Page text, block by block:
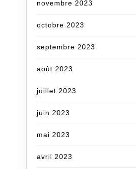
novembre 2023
octobre 2023
septembre 2023
août 2023
juillet 2023
juin 2023
mai 2023
avril 2023